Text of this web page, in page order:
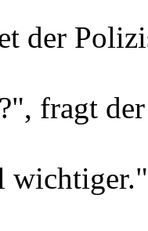
der
fragt
wichtiger."